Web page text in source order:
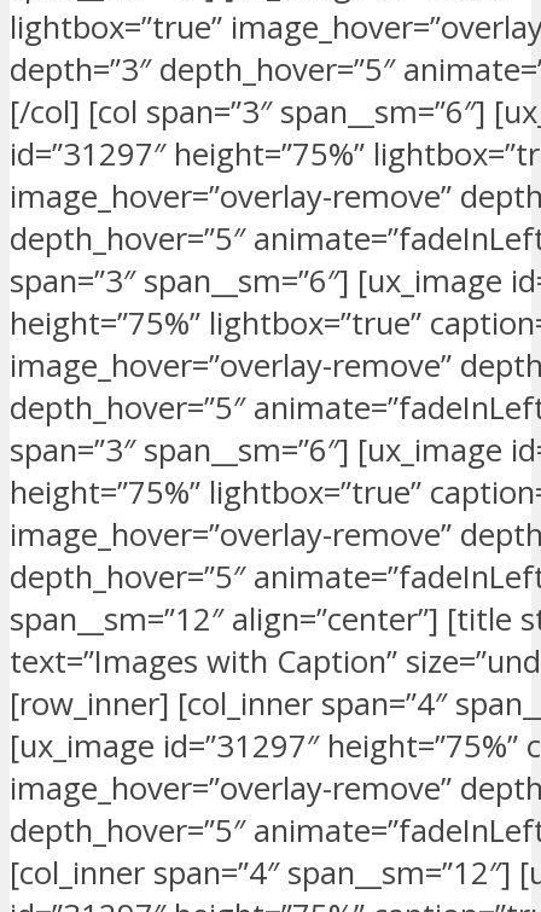
lightbox=”true”
depth=”3″ depth_hover=”5″
[/col] [col span=”3″ span__sm=”6″]
id=”31297″ height=”75%”
image_hover=”overlay-remove”
depth_hover=”5″
span=”3″ span__sm=”6″] [ux_image
height=”75%” lightbox=”true”
image_hover=”overlay-remove”
depth_hover=”5″
span=”3″ span__sm=”6″] [ux_image
height=”75%” lightbox=”true”
image_hover=”overlay-remove”
depth_hover=”5″
span__sm=”12″ align=”center”] [title
text=”Images with Caption”
[row_inner] [col_inner span=”4″
[ux_image id=”31297″ height=”75%”
image_hover=”overlay-remove”
depth_hover=”5″
[col_inner span=”4″ span__sm=”12″]